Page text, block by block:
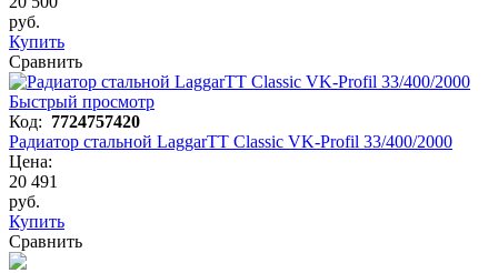
руб.
Купить
Сравнить
Быстрый просмотр
Код: 7724757420
Радиатор стальной LaggarTT Classic VK-Profil 33/400/2000
Цена:
20 491
руб.
Купить
Сравнить